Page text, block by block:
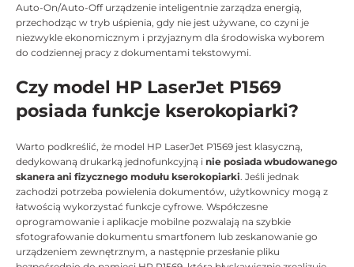
Auto-On/Auto-Off urządzenie inteligentnie zarządza energią,
przechodząc w tryb uśpienia, gdy nie jest używane, co czyni je
niezwykle ekonomicznym i przyjaznym dla środowiska wyborem
do codziennej pracy z dokumentami tekstowymi.
Czy model HP LaserJet P1569
posiada funkcje kserokopiarki?
Warto podkreślić, że model HP LaserJet P1569 jest klasyczną,
dedykowaną drukarką jednofunkcyjną i nie posiada wbudowanego
skanera ani fizycznego modułu kserokopiarki. Jeśli jednak
zachodzi potrzeba powielenia dokumentów, użytkownicy mogą z
łatwością wykorzystać funkcje cyfrowe. Współczesne
oprogramowanie i aplikacje mobilne pozwalają na szybkie
sfotografowanie dokumentu smartfonem lub zeskanowanie go
urządzeniem zewnętrznym, a następnie przesłanie pliku